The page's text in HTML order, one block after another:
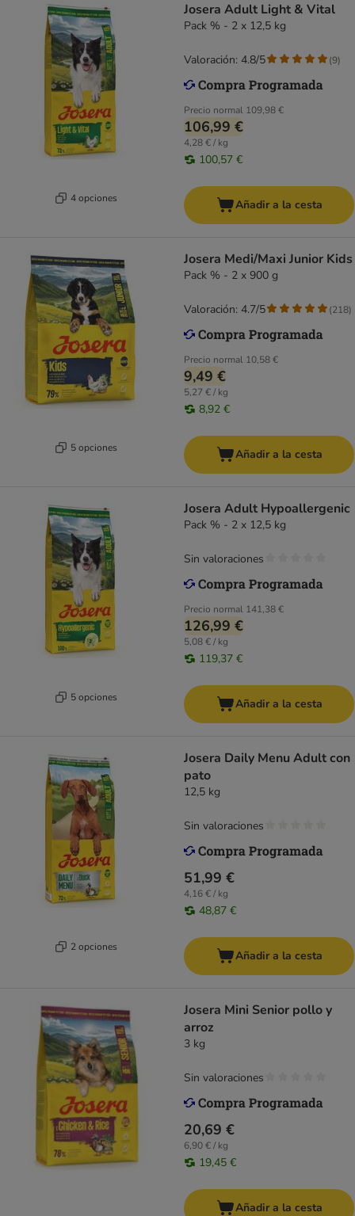
4 opciones
Josera Adult Light & Vital
Pack % - 2 x 12,5 kg
Precio normal 109,98 €
106,99 €
4,28 € / kg
100,57 €
Valoración: 4.8/5 (9)
Añadir a la cesta
5 opciones
Josera Medi/Maxi Junior Kids
Pack % - 2 x 900 g
Precio normal 10,58 €
9,49 €
5,27 € / kg
8,92 €
Valoración: 4.7/5 (218)
Añadir a la cesta
5 opciones
Josera Adult Hypoallergenic
Pack % - 2 x 12,5 kg
Precio normal 141,38 €
126,99 €
5,08 € / kg
119,37 €
Sin valoraciones
Añadir a la cesta
2 opciones
Josera Daily Menu Adult con
pato
12,5 kg
51,99 €
4,16 € / kg
48,87 €
Sin valoraciones
Añadir a la cesta
Josera Mini Senior pollo y
arroz
3 kg
20,69 €
6,90 € / kg
19,45 €
Sin valoraciones
Añadir a la cesta